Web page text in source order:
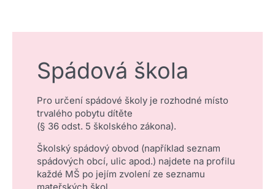
Spádová škola
Pro určení spádové školy je rozhodné místo
trvalého pobytu dítěte
(§ 36 odst. 5 školského zákona).
Školský spádový obvod (například seznam
spádových obcí, ulic apod.) najdete na profilu
každé MŠ po jejím zvolení ze seznamu